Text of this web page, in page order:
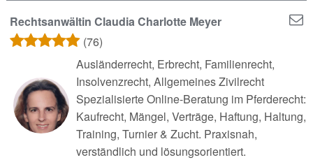
Rechtsanwältin Claudia Charlotte Meyer
(76)
Ausländerrecht, Erbrecht, Familienrecht,
Insolvenzrecht, Allgemeines Zivilrecht
Spezialisierte Online-Beratung im Pferderecht:
Kaufrecht, Mängel, Verträge, Haftung, Haltung,
Training, Turnier & Zucht. Praxisnah,
verständlich und lösungsorientiert.